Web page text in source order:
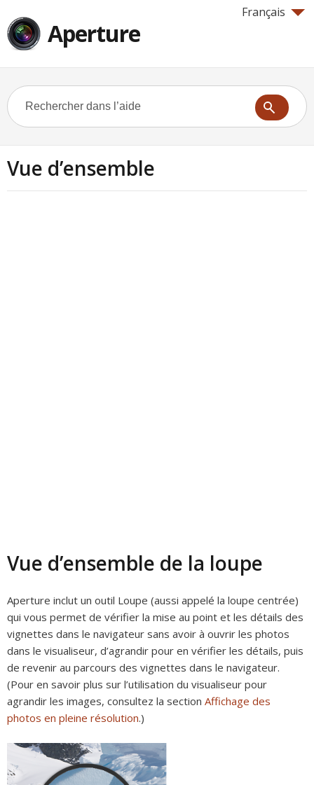
Français
Aperture
Vue d’ensemble
Vue d’ensemble de la loupe
Aperture inclut un outil Loupe (aussi appelé la loupe centrée)
qui vous permet de vérifier la mise au point et les détails des
vignettes dans le navigateur sans avoir à ouvrir les photos
dans le visualiseur, d’agrandir pour en vérifier les détails, puis
de revenir au parcours des vignettes dans le navigateur.
(Pour en savoir plus sur l’utilisation du visualiseur pour
agrandir les images, consultez la section Affichage des
photos en pleine résolution.)